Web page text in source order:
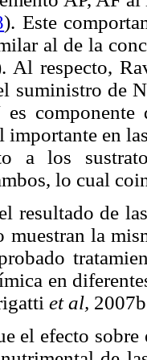
). Este
al de la
Al respecto,
suministro de
componente
importante en
a los
lo cual
resultado de
muestran la
en
et al,
el efecto